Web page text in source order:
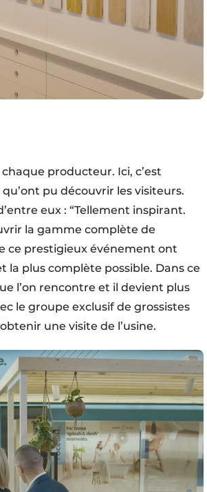
producteur. Ici, c’est
pu découvrir les visiteurs.
eux : “Tellement inspirant.
la gamme complète de
ce prestigieux événement ont
la plus complète possible. Dans ce
l’on rencontre et il devient plus
le groupe exclusif de grossistes
une visite de l’usine.